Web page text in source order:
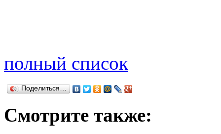
полный список
Поделиться…
Смотрите также: